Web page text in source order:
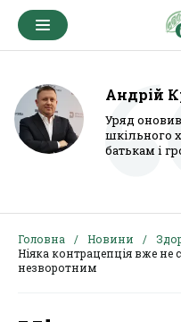
Андрій
Уряд
шкільного
батькам і
Головна Новини
Ніяка контрацепція вже не
незворотним